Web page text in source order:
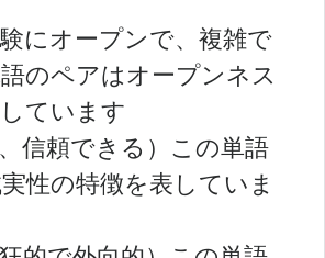
験にオープンで、複雑で
のペアはオープンネス
ています
、信頼できる）この単語
性の特徴を表していま